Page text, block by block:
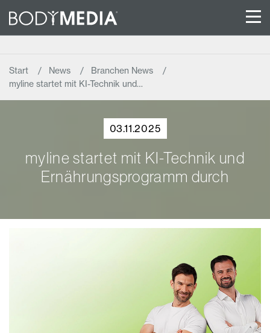
Start News
Branchen News
myline startet mit KI-Technik und…
03.11.2025
myline startet mit KI-Technik und
Ernährungsprogramm durch